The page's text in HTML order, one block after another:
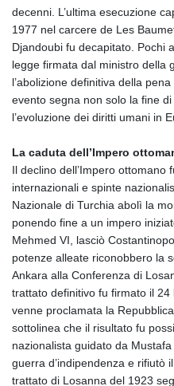
decenni. L’ultima esecuzione
1977 nel carcere de Les
Djandoubi fu decapitato. Pochi
legge firmata dal ministro della
l’abolizione definitiva della
evento segna non solo la fine
l’evoluzione dei diritti umani in
La caduta dell’Impero
Il declino dell’Impero
internazionali e spinte
Nazionale di Turchia abolì la
ponendo fine a un impero
Mehmed VI, lasciò
potenze alleate riconobbero la
Ankara alla Conferenza di
trattato definitivo fu firmato il
venne proclamata la
sottolinea che il risultato fu
nazionalista guidato da
guerra d’indipendenza e rifiutò
trattato di Losanna del 1923